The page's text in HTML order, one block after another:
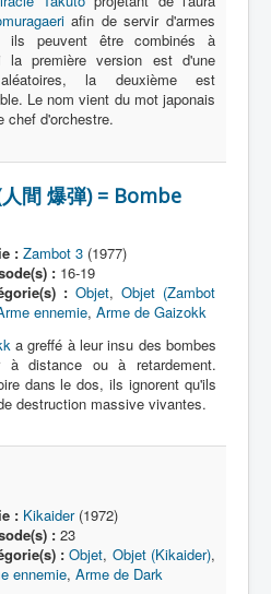
afin de servir d'armes
ils peuvent être combinés à
la première version est d'une
la deuxième est
Le nom vient du mot japonais
chef d'orchestre.
間 爆弾) = Bombe
: Zambot 3(1977)
:16-19
: Objet, Objet (Zambot
ennemie, Arme de Gaizokk
a greffé à leur insu des bombes
à distance ou à retardement.
dans le dos, ils ignorent qu'ils
destruction massive vivantes.
: Kikaider(1972)
:23
: Objet, Objet (Kikaider),
ennemie, Arme de Dark